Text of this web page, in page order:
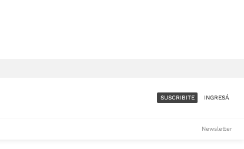
SUSCRIBITE INGRESÁ
Newsletter